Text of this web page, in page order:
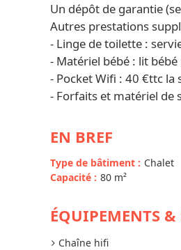
Un dépôt de garantie
Autres prestations
- Linge de toilette :
- Matériel bébé : lit
- Pocket Wifi : 40 €ttc la
- Forfaits et matériel de
EN BREF
Type de bâtiment : Chalet
Capacité : 80 m²
ÉQUIPEMENTS &
Chaîne hifi